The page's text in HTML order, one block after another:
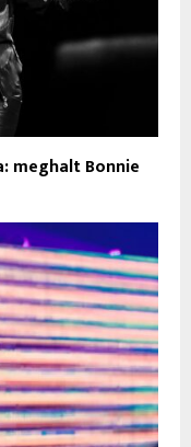
meghalt Bonnie